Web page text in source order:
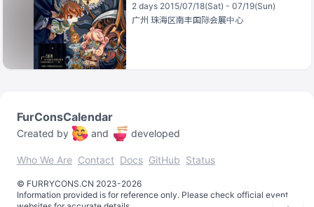
2 days 2015/07/18(Sat) - 07/19(Sun)
广州 珠海区南丰国际会展中心
FurConsCalendar
Created by and developed
Who We Are Contact Docs GitHub Status
©️ FURRYCONS.CN 2023-2026
Information provided is for reference only. Please check official event